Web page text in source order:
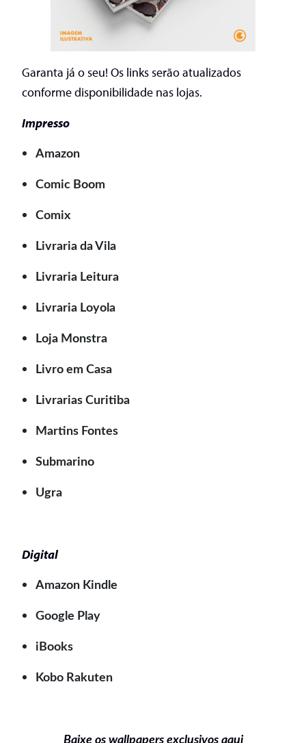
Garanta já o seu! Os links serão atualizados
conforme disponibilidade nas lojas.
Impresso
Amazon
Comic Boom
Comix
Livraria da Vila
Livraria Leitura
Livraria Loyola
Loja Monstra
Livro em Casa
Livrarias Curitiba
Martins Fontes
Submarino
Ugra
Digital
Amazon Kindle
Google Play
iBooks
Kobo Rakuten
Baixe os wallpapers exclusivos aqui